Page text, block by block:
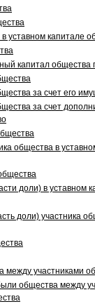
уставном капитале
капитал общества
за счет его
за счет
общества в
доли) в уставном
доли) участника
между участниками
общества между